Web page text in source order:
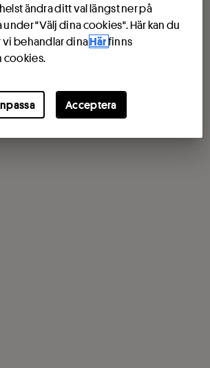
ändra ditt val längst ner på
"Välj dina cookies". Här kan du
vi behandlar dinaHär finns
cookies.
Acceptera